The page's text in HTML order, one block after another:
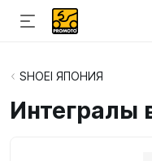
SHOEI ЯПОНИЯ
Интегралы